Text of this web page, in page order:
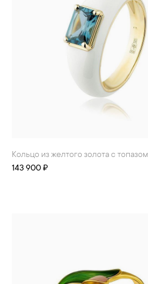
Кольцо из желтого золота с топазом
143 900 ₽